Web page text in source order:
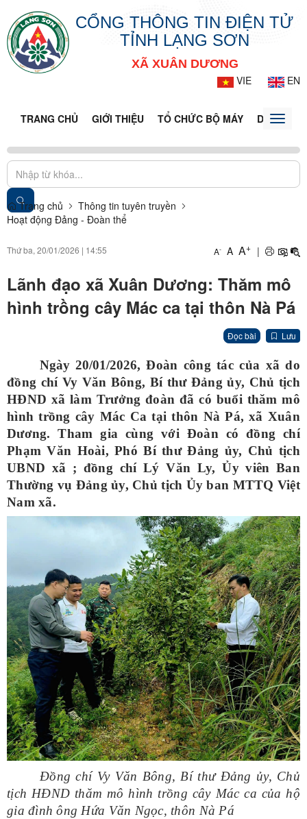
CỔNG THÔNG TIN ĐIỆN TỬ
TỈNH LẠNG SƠN
XÃ XUÂN DƯƠNG
VIE
EN
TRANG CHỦ GIỚI THIỆU TỔ CHỨC BỘ MÁY DOANH
Toggle
Trang chủ
Thông tin tuyên truyền
Hoạt động Đảng - Đoàn thể
Thứ ba, 20/01/2026 | 14:55 A- A A+ |
Lãnh đạo xã Xuân Dương: Thăm mô
hình trồng cây Mác ca tại thôn Nà Pá
Đọc bài Lưu
Ngày 20/01/2026,Đoàn công tác của xã do
đồng chí Vy Văn Bông, Bí thư Đảng ủy, Chủ tịch
HĐND xã làm Trưởng đoàn đã có buổi thăm mô
hình trồng cây Mác Ca tại thôn Nà Pá, xã Xuân
Dương. Tham gia cùng với Đoàn có đồng chí
Phạm Văn Hoài, Phó Bí thư Đảng ủy, Chủ tịch
UBND xã ; đồng chí Lý Văn Ly, Ủy viên Ban
Thường vụ Đảng ủy, Chủ tịch Ủy ban MTTQ Việt
Nam xã.
Đồng chí Vy Văn Bông, Bí thư Đảng ủy, Chủ
tịch HĐND thăm mô hình trồng cây Mác ca của hộ
gia đình ông Hứa Văn Ngọc, thôn Nà Pá